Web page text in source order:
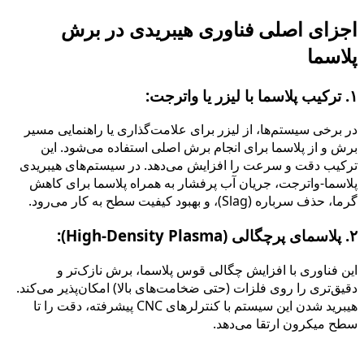
اجزای اصلی فناوری هیبریدی در برش
پلاسما
۱. ترکیب پلاسما با لیزر یا واترجت:
در برخی سیستم‌ها، از لیزر برای علامت‌گذاری یا راهنمایی مسیر
برش و از پلاسما برای انجام برش اصلی استفاده می‌شود. این
ترکیب دقت و سرعت را افزایش می‌دهد. در سیستم‌های هیبریدی
پلاسما-واترجت، جریان آب پرفشار به همراه پلاسما برای کاهش
گرما، حذف سرباره (Slag)، و بهبود کیفیت سطح به کار می‌رود.
۲. پلاسمای پرچگالی (High-Density Plasma):
این فناوری با افزایش چگالی قوس پلاسما، برش نازک‌تر و
دقیق‌تری را روی فلزات (حتی ضخامت‌های بالا) امکان‌پذیر می‌کند.
هیبرید شدن این سیستم با کنترلرهای CNC پیشرفته، دقت را تا
سطح میکرون ارتقا می‌دهد.